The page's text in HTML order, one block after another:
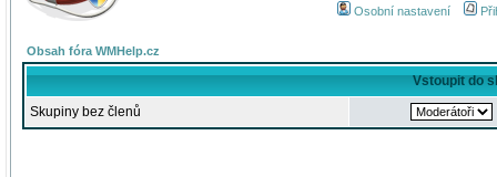
Osobní nastavení
Obsah fóra WMHelp.cz
Vstoupit do
Skupiny bez členů